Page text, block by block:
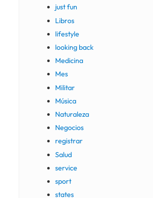
just fun
Libros
lifestyle
looking back
Medicina
Mes
Militar
Música
Naturaleza
Negocios
registrar
Salud
service
sport
states